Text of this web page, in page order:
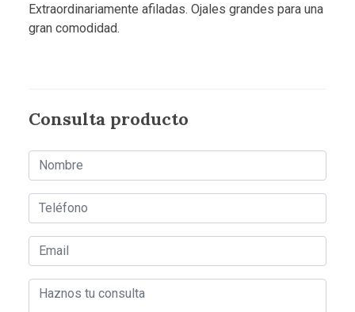
Extraordinariamente afiladas. Ojales grandes para una
gran comodidad.
Consulta producto